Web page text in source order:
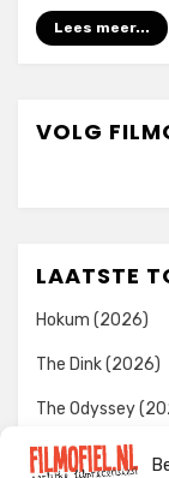
Lees meer...
VOLG
LAATSTE
Hokum (2026)
The Dink (2026)
The Odyssey
Evil Dead Burn